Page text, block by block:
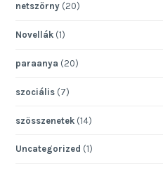
netszörny (20)
Novellák (1)
paraanya (20)
szociális (7)
szösszenetek (14)
Uncategorized (1)